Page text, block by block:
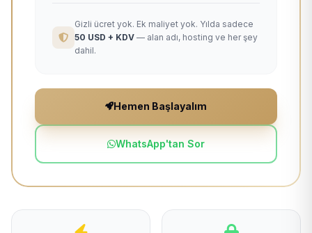
Gizli ücret yok. Ek maliyet yok. Yılda sadece
50 USD + KDV — alan adı, hosting ve her şey
dahil.
Hemen Başlayalım
WhatsApp'tan Sor